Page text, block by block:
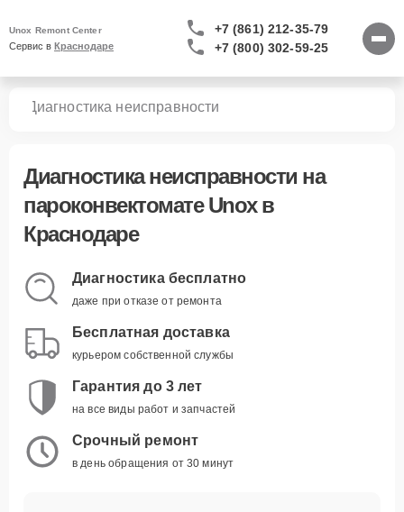
Unox Remont Center
Сервис в Краснодаре
+7 (861) 212-35-79
+7 (800) 302-59-25
Диагностика неисправности
Диагностика неисправности на
пароконвектомате Unox в
Краснодаре
Диагностика бесплатно
даже при отказе от ремонта
Бесплатная доставка
курьером собственной службы
Гарантия до 3 лет
на все виды работ и запчастей
Срочный ремонт
в день обращения от 30 минут